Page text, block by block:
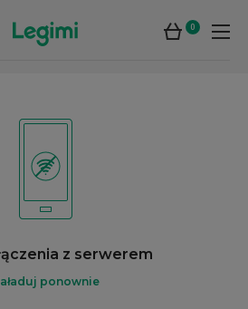
0
z serwerem
ponownie